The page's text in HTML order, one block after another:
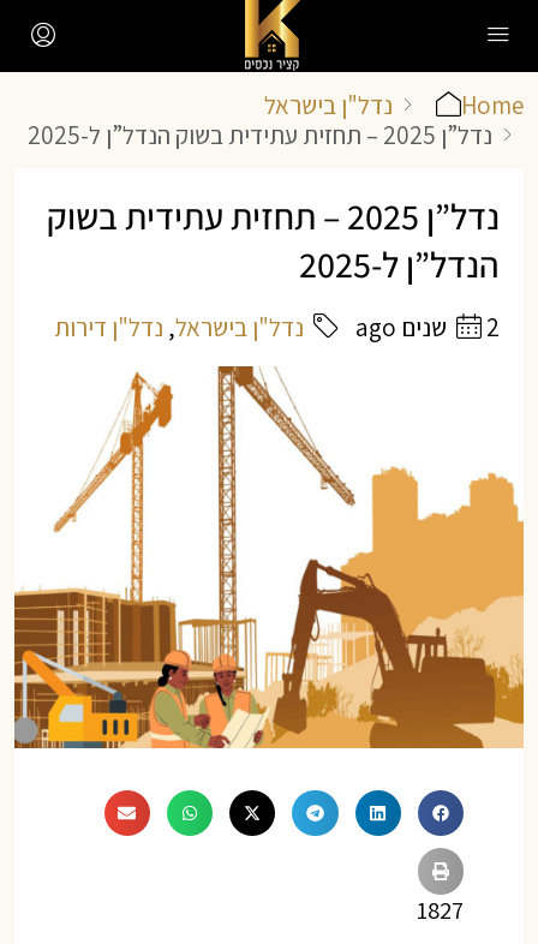
Home
נדל"ן בישראל
נדל”ן 2025 – תחזית עתידית בשוק הנדל”ן ל-2025
נדל”ן 2025 – תחזית עתידית בשוק
הנדל”ן ל-2025
2 שנים ago נדל"ן בישראל, נדל"ן דירות
1827